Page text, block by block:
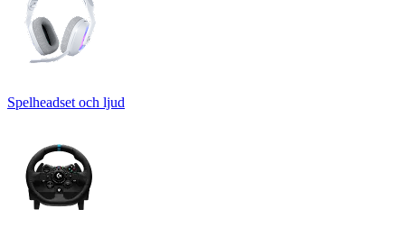
Spelheadset och ljud